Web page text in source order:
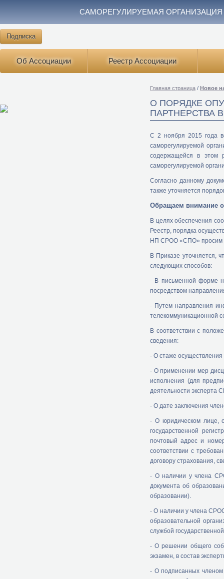
САМОРЕГУЛИРУЕМАЯ
Подписка
Об Ассоциации Реестр Ассоциации
Главная страница / Новое
О ПОРЯДКЕ
ПАРТНЕРСТВА
С 2 ноября 2015 года
саморегулируемой
содержащейся в этом
саморегулируемой
Согласно данному
также уточняется
Обращаем внимание
В целях обеспечения
Реестр, порядка
НП СРОО «СПО» просим с
В Приказе уточняется,
следующих способов:
- В письменной форме
посредством
- Путем направления
телекоммуникационной
В соответствии с
сведения:
- О стаже
- О применении мер
исполнения (для
деятельности эксперта
- О дате заключения
- О юридическом лице,
государственной
почтовый адрес и
соответствии с
договору страхования,
- О наличии у члена
документа об
образовании).
- О наличии у члена
образовательной
службой
- О решении общего
экзамен, в состав
- О подписанных членом